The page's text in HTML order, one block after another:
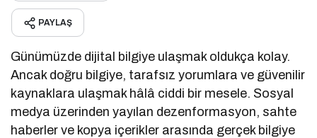
PAYLAŞ
Günümüzde dijital bilgiye ulaşmak oldukça kolay.
Ancak doğru bilgiye, tarafsız yorumlara ve güvenilir
kaynaklara ulaşmak hâlâ ciddi bir mesele. Sosyal
medya üzerinden yayılan dezenformasyon, sahte
haberler ve kopya içerikler arasında gerçek bilgiye